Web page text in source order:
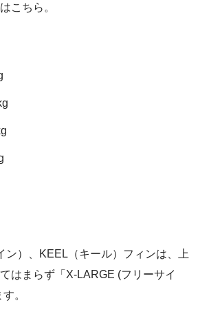
こちら。
ン）、KEEL（キール）フィンは、上
はまらず「X-LARGE (フリーサイ
。